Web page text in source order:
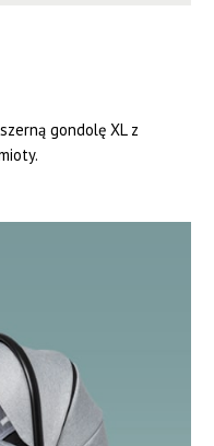
gondolę XL z